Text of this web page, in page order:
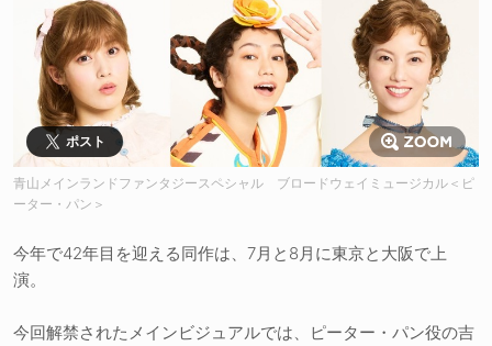
ポスト
青山メインランドファンタジースペシャル ブロードウェイミュージカル＜ピ
ーター・パン＞
今年で42年目を迎える同作は、7月と8月に東京と大阪で上
演。
今回解禁されたメインビジュアルでは、ピーター・パン役の吉